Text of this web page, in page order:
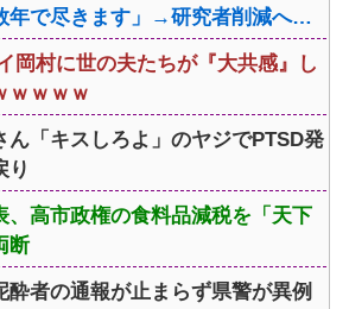
年で尽きます」→研究者削減へ…
岡村に世の夫たちが『大共感』し
ｗｗｗｗ
ん「キスしろよ」のヤジでPTSD発
り
、高市政権の食料品減税を「天下
断
酔者の通報が止まらず県警が異例